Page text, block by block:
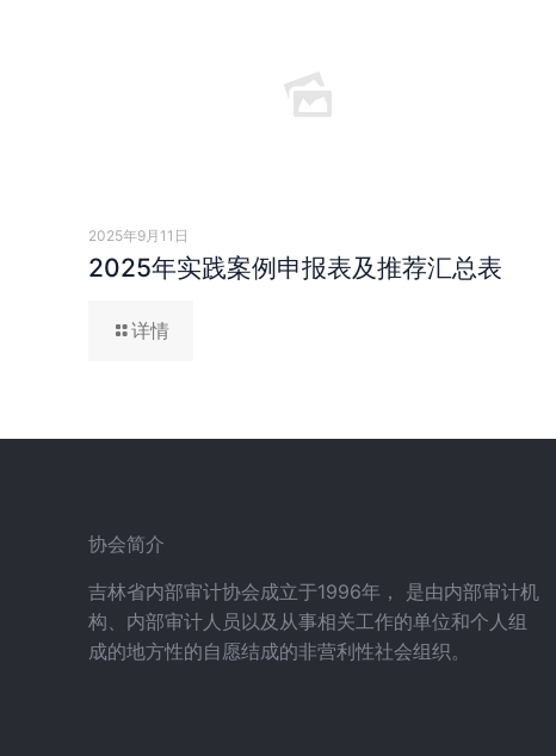
2025年9月11日
2025年实践案例申报表及推荐汇总表
详情
协会简介
吉林省内部审计协会成立于1996年， 是由内部审计机
构、内部审计人员以及从事相关工作的单位和个人组
成的地方性的自愿结成的非营利性社会组织。